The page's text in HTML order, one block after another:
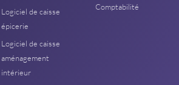
Logiciel de caisse
épicerie
Logiciel de caisse
aménagement
intérieur
Comptabilité